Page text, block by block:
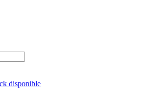
disponible